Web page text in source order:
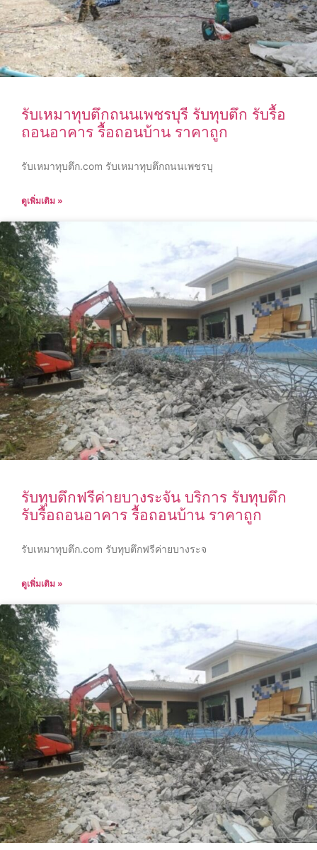
รับเหมาทุบตึกถนนเพชรบุรี รับทุบตึก รับรื้อ
ถอนอาคาร รื้อถอนบ้าน ราคาถูก
รับเหมาทุบตึก.com รับเหมาทุบตึกถนนเพชรบุ
ดูเพิ่มเติม »
รับทุบตึกฟรีค่ายบางระจัน บริการ รับทุบตึก
รับรื้อถอนอาคาร รื้อถอนบ้าน ราคาถูก
รับเหมาทุบตึก.com รับทุบตึกฟรีค่ายบางระจ
ดูเพิ่มเติม »